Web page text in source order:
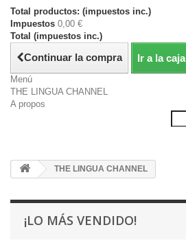
Total productos: (impuestos inc.)
Impuestos 0,00 €
Total (impuestos inc.)
Continuar la compra Ir a la caja
Menú
THE LINGUA CHANNEL
A propos
THE LINGUA CHANNEL
¡LO MÁS VENDIDO!